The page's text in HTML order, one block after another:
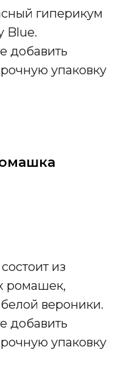
гиперикум
Blue.
добавить
упаковку
из
ромашек,
вероники.
добавить
упаковку